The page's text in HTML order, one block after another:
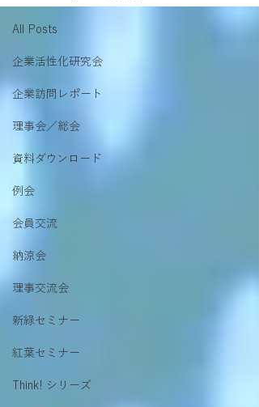
All Posts
企業活性化研究会
企業訪問レポート
理事会／総会
資料ダウンロード
例会
会員交流
納涼会
理事交流会
新緑セミナー
紅葉セミナー
Think! シリーズ